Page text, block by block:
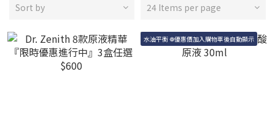
Sort by 24 Items per page
水油平衡 ❁優惠價加入購物車後自動顯示